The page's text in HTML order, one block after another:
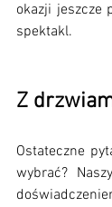
okazji jeszcze
spektakl.
Z
Ostateczne
wybrać?